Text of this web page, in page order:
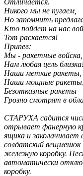
Никого мы не пугаем,
Но запомнить
Кто пойдет на нас
Тот раскается!
Припев:
Мы - ракетные войска,
Нам любая цель
Наши меткие ракеты,
Наши мощные
Безотказные ракеты
Грозно смотрят в
СТАРУХА садится
отрывает фанерную
ящика и
солдатский
железную коробку.
автоматически
коробку.